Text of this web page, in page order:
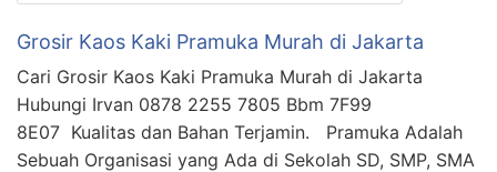
Grosir Kaos Kaki Pramuka Murah di Jakarta
Cari Grosir Kaos Kaki Pramuka Murah di Jakarta
Hubungi Irvan 0878 2255 7805 Bbm 7F99
8E07 Kualitas dan Bahan Terjamin. Pramuka Adalah
Sebuah Organisasi yang Ada di Sekolah SD, SMP, SMA